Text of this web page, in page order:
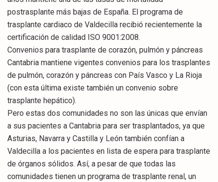
postrasplante más bajas de España. El programa de
trasplante cardiaco de Valdecilla recibió recientemente la
certificación de calidad ISO 9001:2008.
Convenios para trasplante de corazón, pulmón y páncreas
Cantabria mantiene vigentes convenios para los trasplantes
de pulmón, corazón y páncreas con País Vasco y La Rioja
(con esta última existe también un convenio sobre
trasplante hepático).
Pero estas dos comunidades no son las únicas que envían
a sus pacientes a Cantabria para ser trasplantados, ya que
Asturias, Navarra y Castilla y León también confían a
Valdecilla a los pacientes en lista de espera para trasplante
de órganos sólidos. Así, a pesar de que todas las
comunidades tienen un programa de trasplante renal, un